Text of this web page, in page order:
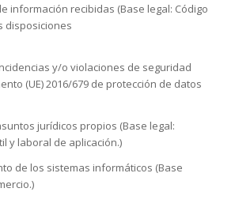
información recibidas (Base legal: Código
disposiciones
y/o violaciones de seguridad
(UE) 2016/679 de protección de datos
jurídicos propios (Base legal:
y laboral de aplicación.)
de los sistemas informáticos (Base